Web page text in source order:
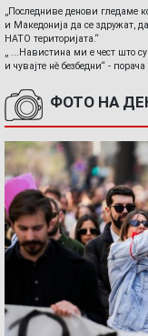
„Последниве денови гледаме
и Македонија да се здружат,
НАТО територијата.“
„ ...Навистина ми е чест што
и чувајте нè безбедни“ -
ФОТО НА